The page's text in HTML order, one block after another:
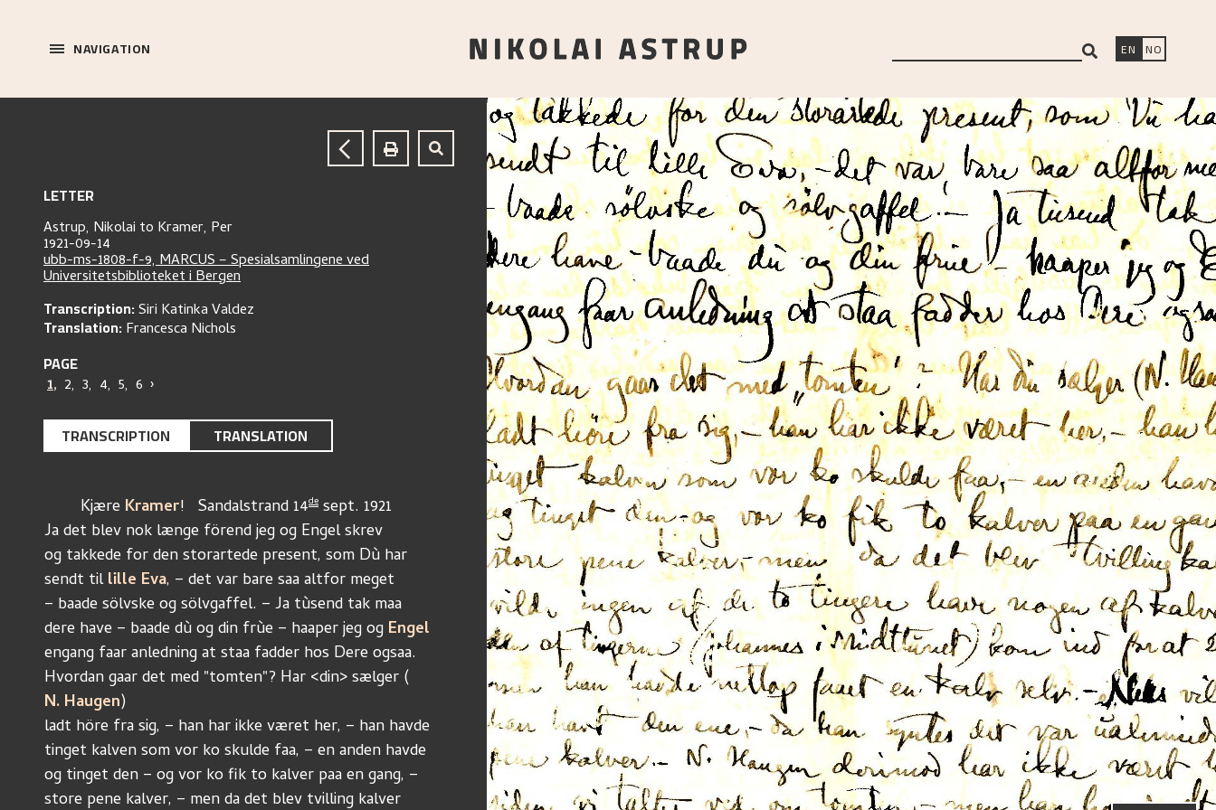
NAVIGATION EN NO
LETTER
Astrup, Nikolai to Kramer, Per
1921-09-14
ubb-ms-1808-f-9, MARCUS – Spesialsamlingene ved
Universitetsbiblioteket i Bergen
Transcription:Siri Katinka Valdez
Translation:Francesca Nichols
PAGE
1, 2, 3, 4, 5, 6 ›
TRANSCRIPTION TRANSLATION
	Kjære
Kramer!   Sandalstrand 14de sept. 1921
Ja det blev nok længe förend jeg og Engel skrev
og takkede for den storartede present, som Dù har
sendt til lille Eva, – det var bare saa altfor meget
– baade sölvske og sölvgaffel. – Ja tùsend tak maa
dere have – baade dù og din frùe – haaper jeg og Engel
engang faar anledning at staa fadder hos Dere ogsaa.
Hvordan gaar det med "tomten"? Har <din> sælger (
N. Haugen)
ladt höre fra sig, – han har ikke været her, – han havde
tinget kalven som vor ko skulde faa, – en anden havde
og tinget den – og vor ko fik to kalver paa en gang, –
store pene kalver, – men da det blev tvilling kalver